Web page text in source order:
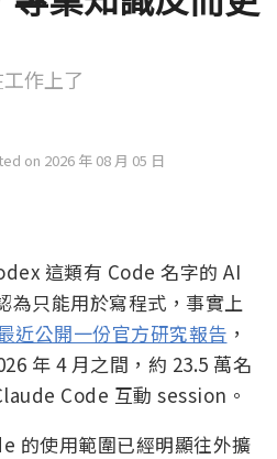
作上了
on 2026 年 08 月 05 日
這類有 Code 名字的 AI
為只能用於寫程式，事實上
近公開一份官方研究報告 ，
年 4 月之間，約 23.5 萬名
Code 互動 session。
的使用範圍已經明顯往外擴